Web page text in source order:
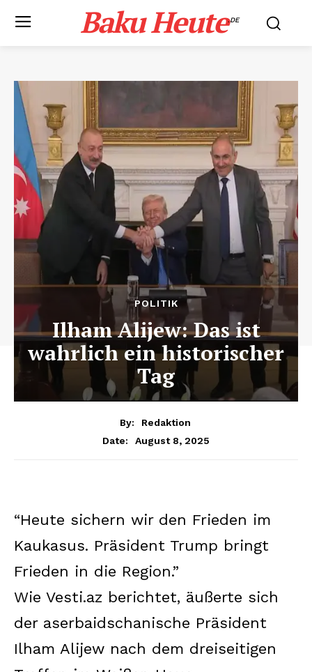
Baku Heute.DE
POLITIK
Ilham Alijew: Das ist
wahrlich ein historischer
Tag
By:
Redaktion
Date:
August 8, 2025
“Heute sichern wir den Frieden im
Kaukasus. Präsident Trump bringt
Frieden in die Region.”
Wie Vesti.az berichtet, äußerte sich
der aserbaidschanische Präsident
Ilham Alijew nach dem dreiseitigen